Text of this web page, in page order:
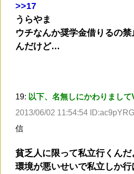
>>17
うらやま
ウチなんか奨学金借りるの
んだけど…
19: 以下、名無しにかわりまし
2013/06/02 11:54:54
信
貧乏人に限って私立行くんだ
環境が悪いせいで私立しか